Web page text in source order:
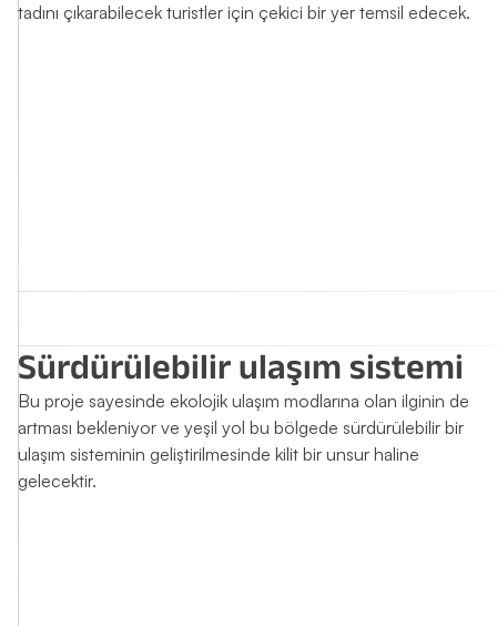
tadını çıkarabilecek turistler için çekici bir yer temsil edecek.
Sürdürülebilir ulaşım sistemi
Bu proje sayesinde ekolojik ulaşım modlarına olan ilginin de
artması bekleniyor ve yeşil yol bu bölgede sürdürülebilir bir
ulaşım sisteminin geliştirilmesinde kilit bir unsur haline
gelecektir.